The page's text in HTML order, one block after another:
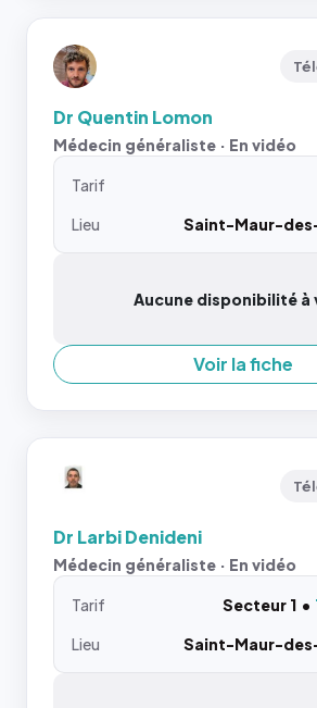
Dr Quentin Lomon
Médecin généraliste · En vidéo
Tarif
Lieu
Saint-Maur-
Aucune disponibilité à
Voir la fiche
Dr Larbi Denideni
Médecin généraliste · En vidéo
Tarif Secteur 1
Lieu
Saint-Maur-